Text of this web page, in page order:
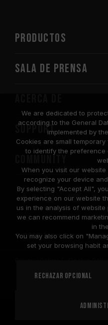
PRODUCTOS
Sala de prensa
SUPPORT
COMMUNITY
© 2026 Team Group Inc.
We are dedicated to
according to the General
implemented by
Cookies are small
to identify the
When you visit our
recognize your device
By selecting "Accept All",
experience on our website
us in the analysis of
we can recommend
in
You may also click on
set your browsing habit
Rechazar opcional